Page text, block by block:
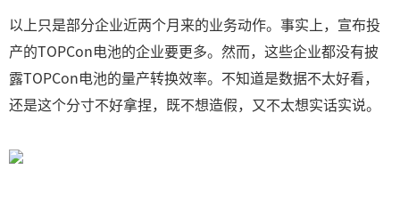
以上只是部分企业近两个月来的业务动作。事实上，宣布投
产的TOPCon电池的企业要更多。然而，这些企业都没有披
露TOPCon电池的量产转换效率。不知道是数据不太好看，
还是这个分寸不好拿捏，既不想造假，又不太想实话实说。